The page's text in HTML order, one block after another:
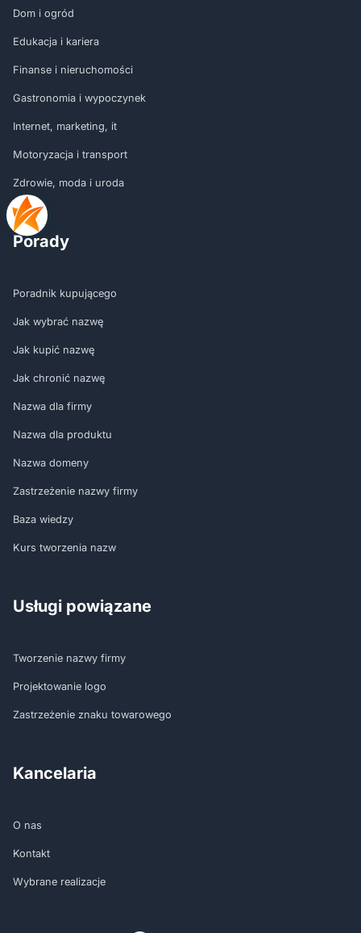
Dom i ogród
Edukacja i kariera
Finanse i nieruchomości
Gastronomia i wypoczynek
Internet, marketing, it
Motoryzacja i transport
Zdrowie, moda i uroda
Porady
Poradnik kupującego
Jak wybrać nazwę
Jak kupić nazwę
Jak chronić nazwę
Nazwa dla firmy
Nazwa dla produktu
Nazwa domeny
Zastrzeżenie nazwy firmy
Baza wiedzy
Kurs tworzenia nazw
Usługi powiązane
Tworzenie nazwy firmy
Projektowanie logo
Zastrzeżenie znaku towarowego
Kancelaria
O nas
Kontakt
Wybrane realizacje